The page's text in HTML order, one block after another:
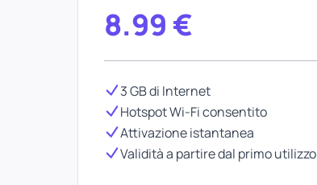
8.99 €
3 GB di Internet
Hotspot Wi-Fi consentito
Attivazione istantanea
Validità a partire dal primo utilizzo